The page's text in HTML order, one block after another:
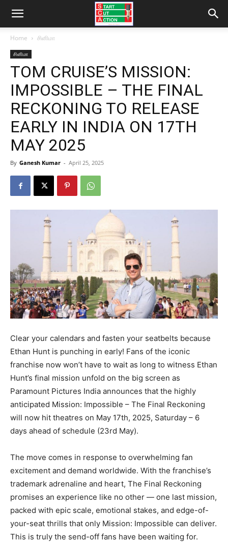
Home சினிமா
சினிமா
TOM CRUISE’S MISSION:
IMPOSSIBLE – THE FINAL
RECKONING TO RELEASE
EARLY IN INDIA ON 17TH
MAY 2025
By Ganesh Kumar - April 25, 2025
Clear your calendars and fasten your seatbelts because
Ethan Hunt is punching in early! Fans of the iconic
franchise now won’t have to wait as long to witness Ethan
Hunt’s final mission unfold on the big screen as
Paramount Pictures India announces that the highly
anticipated Mission: Impossible – The Final Reckoning
will now hit theatres on May 17th, 2025, Saturday – 6
days ahead of schedule (23rd May).
The move comes in response to overwhelming fan
excitement and demand worldwide. With the franchise’s
trademark adrenaline and heart, The Final Reckoning
promises an experience like no other — one last mission,
packed with epic scale, emotional stakes, and edge-of-
your-seat thrills that only Mission: Impossible can deliver.
This is truly the send-off fans have been waiting for.